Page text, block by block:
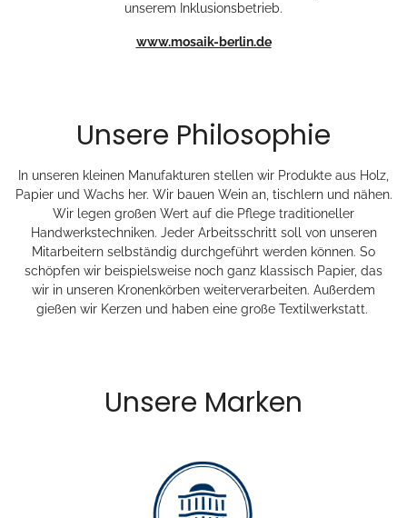
unserem Inklusionsbetrieb.
www.mosaik-berlin.de
Unsere Philosophie
In unseren kleinen Manufakturen stellen wir Produkte aus Holz,
Papier und Wachs her. Wir bauen Wein an, tischlern und nähen.
Wir legen großen Wert auf die Pflege traditioneller
Handwerkstechniken. Jeder Arbeitsschritt soll von unseren
Mitarbeitern selbständig durchgeführt werden können. So
schöpfen wir beispielsweise noch ganz klassisch Papier, das
wir in unseren Kronenkörben weiterverarbeiten. Außerdem
gießen wir Kerzen und haben eine große Textilwerkstatt.
Unsere Marken